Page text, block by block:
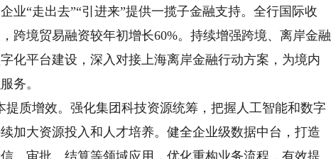
业“走出去”“引进来”提供一揽子金融支持。全行国际收
跨境贸易融资较年初增长60%。持续增强跨境、离岸金融
化平台建设，深入对接上海离岸金融行动方案，为境内
务。
质增效。强化集团科技资源统筹，把握人工智能和数字
加大资源投入和人才培养。健全企业级数据中台，打造
、审批、结算等领域应用，优化重构业务流程，有效提